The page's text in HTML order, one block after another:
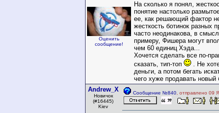
Оценить
сообщение!
На сколько я понял,
понятие настолько
ее, как решающий фактор
жесткость ботинок разных
часто неодинакова, в
примеру, Фишера могут
чем 60 единиц Хэда...
Хочется сделать все по-
сказать, тип-топ
. Не
деньги, а потом бегать
чего хуже продавать новый
Andrew_X
Новичок
(#16445)
Kiev
Сообщение №840 , отправлено 09